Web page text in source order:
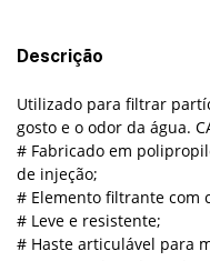
Descrição
Utilizado para filtrar
gosto e o odor da água.
# Fabricado em
de injeção;
# Elemento filtrante com
# Leve e resistente;
# Haste articulável para